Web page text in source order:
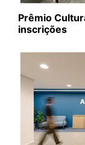
Prêmio
inscrições